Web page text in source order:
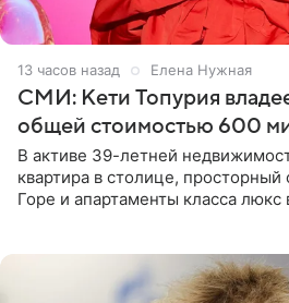
13 часов назад Елена Нужная
СМИ: Кети Топурия
общей стоимостью 600
В активе 39-летней
квартира в столице,
Горе и апартаменты класса